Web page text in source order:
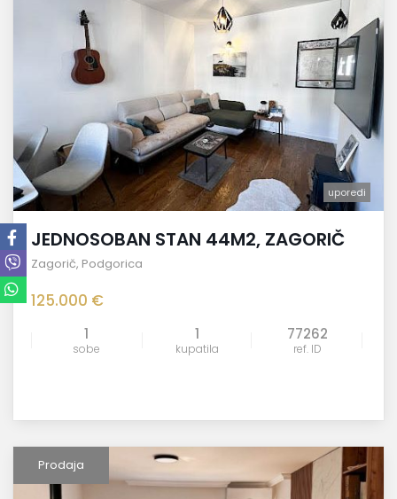
uporedi
JEDNOSOBAN STAN 44M2, ZAGORIČ
Zagorič, Podgorica
125.000 €
1
sobe
1
kupatila
77262
ref. ID
Prodaja